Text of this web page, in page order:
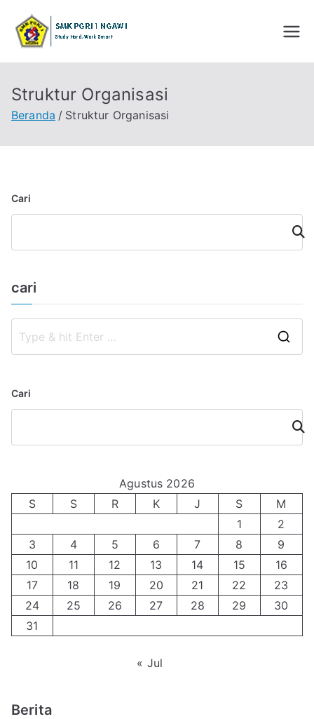
konten
SMK PGRI 1
NGAWI
STUDY HARD WORK SMART
Struktur Organisasi
Beranda Struktur Organisasi
Cari
Cari
cari
c
h
Cari
Cari
Agustus 2026
S
S R K J S
M
1
2
3
4 5 6 7 8
9
10
11 12 13 14 15
16
17
18 19 20 21 22
23
24
25 26 27 28 29
30
31
« Jul
Berita